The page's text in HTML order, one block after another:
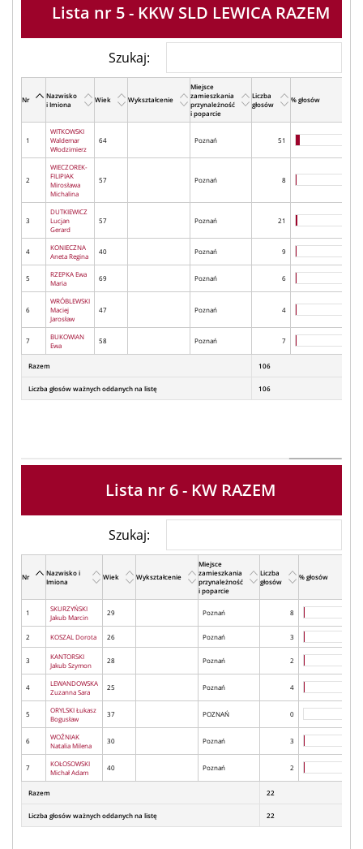
Lista nr 5 - KKW SLD LEWICA RAZEM
Szukaj:
Nr
Nazwisko
i Imiona
Wiek Wykształcenie
Miejsce
zamieszkania
przynależność
i poparcie
Liczba
głosów
% głosów
1
WITKOWSKI
Waldemar
Włodzimierz
64 Poznań 51
2
WIECZOREK-
FILIPIAK
Mirosława
Michalina
57 Poznań 8
3
DUTKIEWICZ
Lucjan
Gerard
57 Poznań 21
4
KONIECZNA
Aneta Regina
40 Poznań 9
5
RZEPKA Ewa
Maria
69 Poznań 6
6
WRÓBLEWSKI
Maciej
Jarosław
47 Poznań 4
7
BUKOWIAN
Ewa
58 Poznań 7
Razem 106
Liczba głosów ważnych oddanych na listę 106
Lista nr 6 - KW RAZEM
Szukaj:
Nr
Nazwisko i
Imiona
Wiek Wykształcenie
Miejsce
zamieszkania
przynależność
i poparcie
Liczba
głosów
% głosów
1
SKURZYŃSKI
Jakub Marcin
29 Poznań 8
2 KOSZAL Dorota 26 Poznań 3
3
KANTORSKI
Jakub Szymon
28 Poznań 2
4
LEWANDOWSKA
Zuzanna Sara
25 Poznań 4
5
ORYLSKI Łukasz
Bogusław
37 POZNAŃ 0
6
WOŹNIAK
Natalia Milena
30 Poznań 3
7
KOŁOSOWSKI
Michał Adam
40 Poznań 2
Razem 22
Liczba głosów ważnych oddanych na listę 22